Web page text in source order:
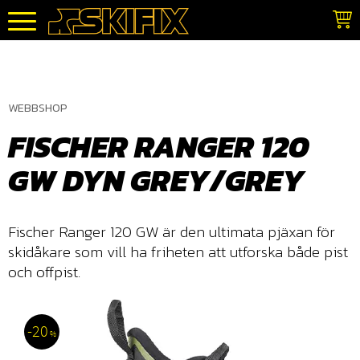
Meny
WEBBSHOP
FISCHER RANGER 120
GW DYN GREY/GREY
Fischer Ranger 120 GW är den ultimata pjäxan för
skidåkare som vill ha friheten att utforska både pist
och offpist.
20 %